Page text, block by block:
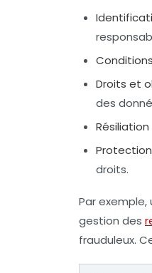
Droits et
des
droits.
Par
gestion des
frauduleux.